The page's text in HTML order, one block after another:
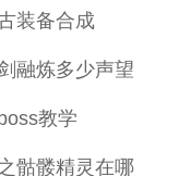
装备合成
融炼多少声望
教学
骷髅精灵在哪